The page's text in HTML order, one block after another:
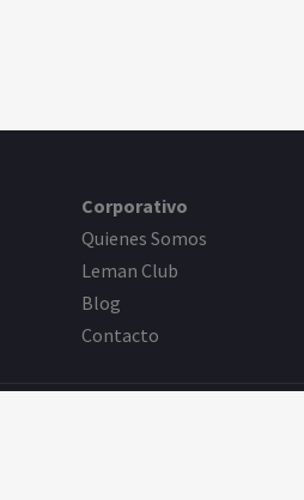
Corporativo
Quienes Somos
Leman Club
Blog
Contacto